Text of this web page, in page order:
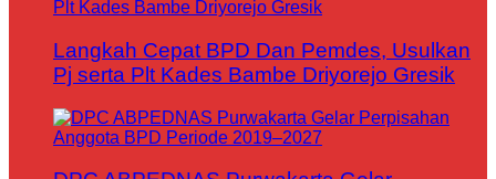
Langkah Cepat BPD Dan Pemdes, Usulkan
Pj serta Plt Kades Bambe Driyorejo Gresik